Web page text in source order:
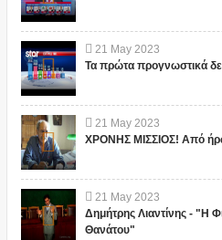
21 May 2023
Τα πρώτα προγνωστικά
21 May 2023
ΧΡΟΝΗΣ ΜΙΣΣΙΟΣ! Από
21 May 2023
Δημήτρης Λιαντίνης - "Η
Θανάτου"